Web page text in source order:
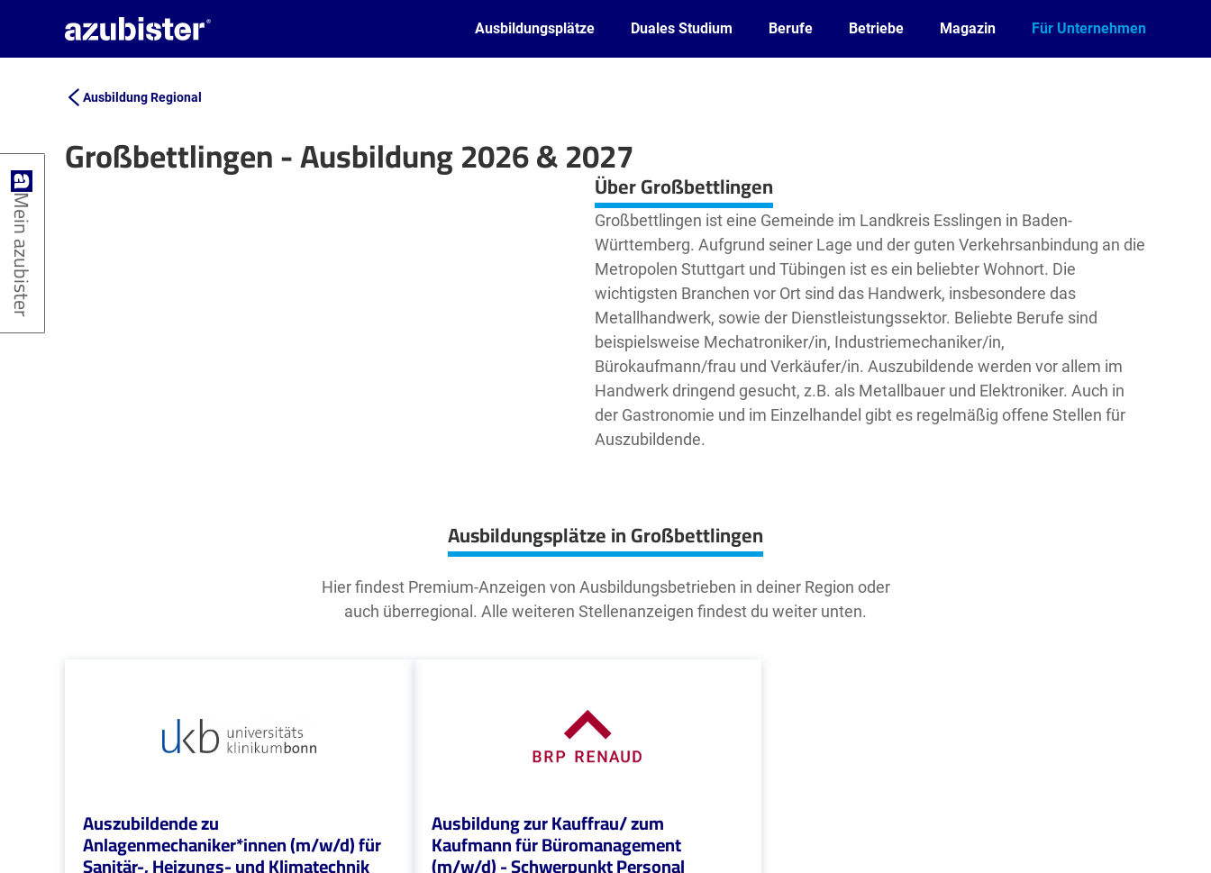
Ausbildungsplätze Duales Studium Berufe Betriebe Magazin Für Unternehmen
Ausbildung Regional
Großbettlingen - Ausbildung 2026 & 2027
Leaflet| © OpenStreetMap2 contributors Über Großbettlingen
Großbettlingen ist eine Gemeinde im Landkreis Esslingen in Baden-
Württemberg. Aufgrund seiner Lage und der guten Verkehrsanbindung an die
Metropolen Stuttgart und Tübingen ist es ein beliebter Wohnort. Die
wichtigsten Branchen vor Ort sind das Handwerk, insbesondere das
Metallhandwerk, sowie der Dienstleistungssektor. Beliebte Berufe sind
beispielsweise Mechatroniker/in, Industriemechaniker/in,
Bürokaufmann/frau und Verkäufer/in. Auszubildende werden vor allem im
Handwerk dringend gesucht, z.B. als Metallbauer und Elektroniker. Auch in
der Gastronomie und im Einzelhandel gibt es regelmäßig offene Stellen für
Auszubildende.
Ausbildungsplätze in Großbettlingen
Hier findest Premium-Anzeigen von Ausbildungsbetrieben in deiner Region oder
auch überregional. Alle weiteren Stellenanzeigen findest du weiter unten.
Auszubildende zu
Anlagenmechaniker*innen (m/w/d) für
Sanitär-, Heizungs- und Klimatechnik
Ausbildung zur Kauffrau/ zum
Kaufmann für Büromanagement
(m/w/d) - Schwerpunkt Personal
Mein azubister